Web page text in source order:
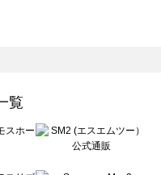
サモスモス）のワンピース一覧
のワンピース一覧
ース一覧
覧